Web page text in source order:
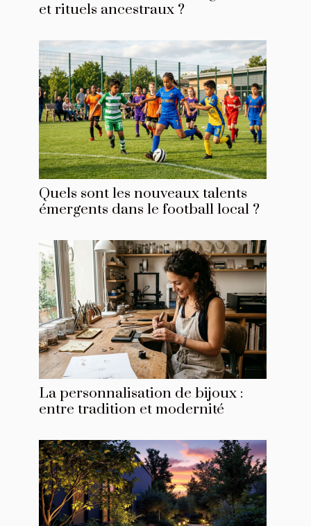
et rituels ancestraux ?
Quels sont les nouveaux talents
émergents dans le football local ?
La personnalisation de bijoux :
entre tradition et modernité